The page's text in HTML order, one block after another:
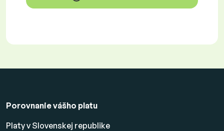
Porovnanie vášho platu
Platy v Slovenskej republike